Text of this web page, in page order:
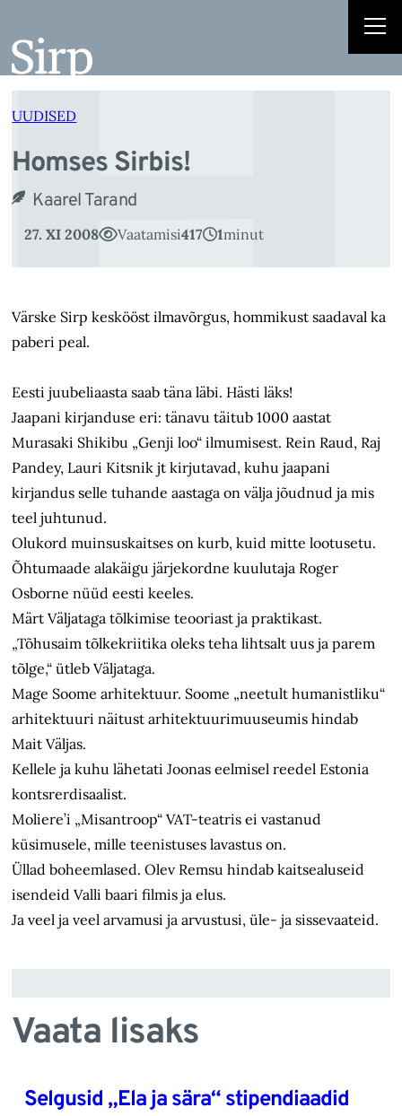
juurde
UUDISED
Homses Sirbis!
Kaarel Tarand
27. XI 2008 Vaatamisi417 1minut
Värske Sirp keskööst ilmavõrgus, hommikust saadaval ka
paberi peal.
Eesti juubeliaasta saab täna läbi. Hästi läks!
Jaapani kirjanduse eri: tänavu täitub 1000 aastat
Murasaki Shikibu „Genji loo“ ilmumisest. Rein Raud, Raj
Pandey, Lauri Kitsnik jt kirjutavad, kuhu jaapani
kirjandus selle tuhande aastaga on välja jõudnud ja mis
teel juhtunud.
Olukord muinsuskaitses on kurb, kuid mitte lootusetu.
Õhtumaade alakäigu järjekordne kuulutaja Roger
Osborne nüüd eesti keeles.
Märt Väljataga tõlkimise teooriast ja praktikast.
„Tõhusaim tõlkekriitika oleks teha lihtsalt uus ja parem
tõlge,“ ütleb Väljataga.
Mage Soome arhitektuur. Soome „neetult humanistliku“
arhitektuuri näitust arhitektuurimuuseumis hindab
Mait Väljas.
Kellele ja kuhu lähetati Joonas eelmisel reedel Estonia
kontsrerdisaalist.
Moliere’i „Misantroop“ VAT-teatris ei vastanud
küsimusele, mille teenistuses lavastus on.
Üllad boheemlased. Olev Remsu hindab kaitsealuseid
isendeid Valli baari filmis ja elus.
Ja veel ja veel arvamusi ja arvustusi, üle- ja sissevaateid.
Vaata lisaks
Selgusid „Ela ja sära“ stipendiaadid